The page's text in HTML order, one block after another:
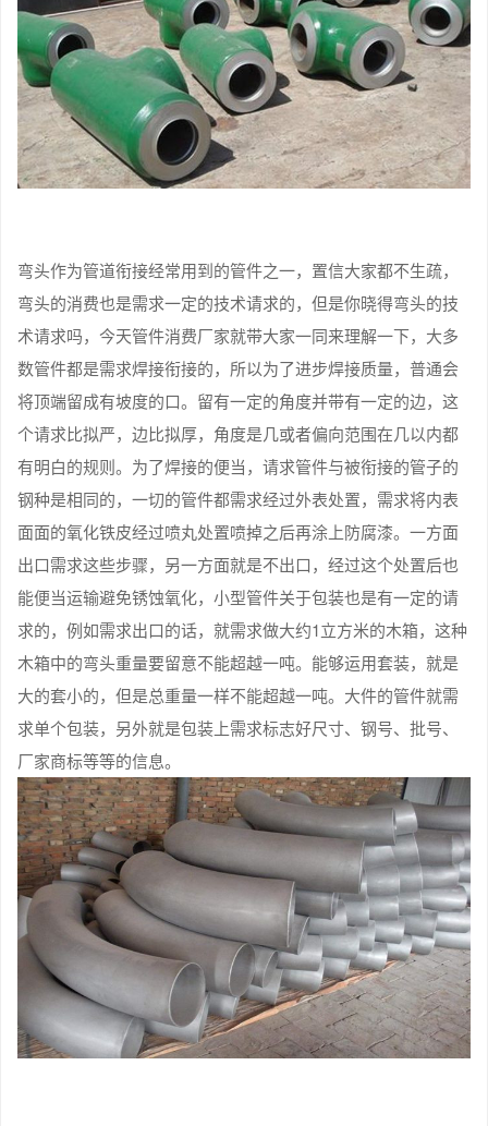
弯头作为管道衔接经常用到的管件之一，置信大家都不生疏，
弯头的消费也是需求一定的技术请求的，但是你晓得弯头的技
术请求吗，今天管件消费厂家就带大家一同来理解一下，大多
数管件都是需求焊接衔接的，所以为了进步焊接质量，普通会
将顶端留成有坡度的口。留有一定的角度并带有一定的边，这
个请求比拟严，边比拟厚，角度是几或者偏向范围在几以内都
有明白的规则。为了焊接的便当，请求管件与被衔接的管子的
钢种是相同的，一切的管件都需求经过外表处置，需求将内表
面面的氧化铁皮经过喷丸处置喷掉之后再涂上防腐漆。一方面
出口需求这些步骤，另一方面就是不出口，经过这个处置后也
能便当运输避免锈蚀氧化，小型管件关于包装也是有一定的请
求的，例如需求出口的话，就需求做大约1立方米的木箱，这种
木箱中的弯头重量要留意不能超越一吨。能够运用套装，就是
大的套小的，但是总重量一样不能超越一吨。大件的管件就需
求单个包装，另外就是包装上需求标志好尺寸、钢号、批号、
厂家商标等等的信息。